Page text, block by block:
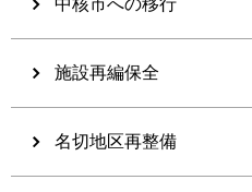
中核市への移行
施設再編保全
名切地区再整備